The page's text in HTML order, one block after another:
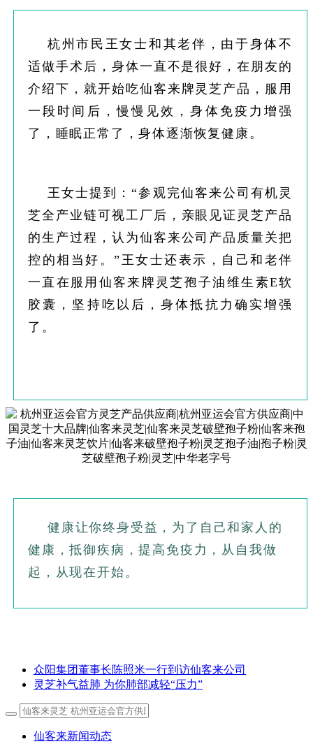
杭州市民王女士和其老伴，由于身体不
适做手术后，身体一直不是很好，在 朋友的
介绍下，就开始吃仙客来牌灵芝产品，服用
一段时间后，慢慢见效，身体免疫力增强
了，睡眠正常了，身体逐渐恢复健康。
王女士提到：“参观完仙客来公司有机灵
芝全产业链可视工厂后，亲眼见证灵芝产品
的生产过程，认为仙客来公司产品质量关把
控的相当好。”王女士还表示，自己和老伴
一直在服用仙客来牌灵芝孢子油维生素E软
胶囊，坚持吃以后，身体抵抗力确实增强
了。
健康让你终身受益，为了自己和家人的
健康，抵御疾病，提高免疫力，从自 我做
起，从现在开始。
众阳集团董事长陈照米一行到访仙客来公司
灵芝补气益肺 为你肺部减轻“压力”
仙客来新闻动态